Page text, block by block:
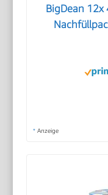
BigDean
* Anzeige